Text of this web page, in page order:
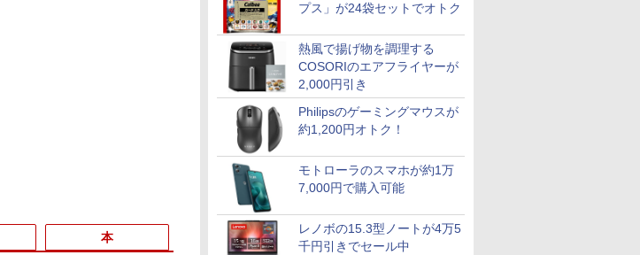
プス」が24袋セットでオトク
熱風で揚げ物を調理する
COSORIのエアフライヤーが
2,000円引き
Philipsのゲーミングマウスが
約1,200円オトク！
モトローラのスマホが約1万
7,000円で購入可能
レノボの15.3型ノートが4万5
千円引きでセール中
本